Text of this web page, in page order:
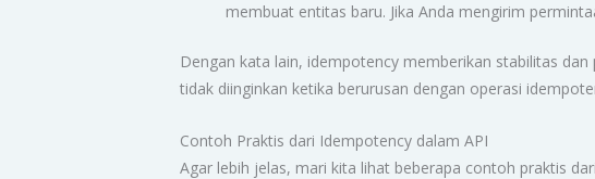
membuat entitas baru. Jika Anda mengirim
Dengan kata lain, idempotency memberikan stabilitas
tidak diinginkan ketika berurusan dengan operasi
Contoh Praktis dari Idempotency dalam API
Agar lebih jelas, mari kita lihat beberapa contoh praktis